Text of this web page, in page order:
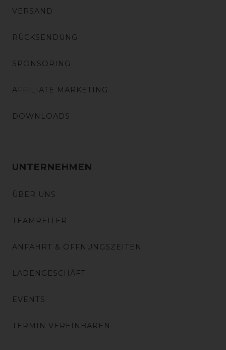
VERSAND
RÜCKSENDUNG
SPONSORING
AFFILIATE MARKETING
DOWNLOADS
UNTERNEHMEN
ÜBER UNS
TEAMREITER
ANFAHRT & ÖFFNUNGSZEITEN
LADENGESCHÄFT
EVENTS
TERMIN VEREINBAREN